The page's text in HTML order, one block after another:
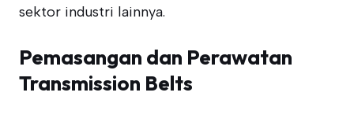
sektor industri lainnya.
Pemasangan dan Perawatan
Transmission Belts